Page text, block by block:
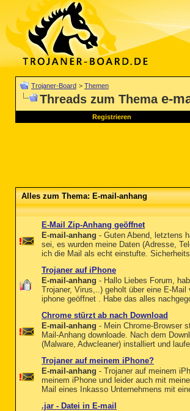
Trojaner-Board > Themen
Threads zum Thema e-
Registrieren
Alles zum Thema: E-mail-anhang
E-Mail Zip-Anhang geöffnet
E-mail-anhang - Guten Abend, letztens
sei, es wurden meine Daten (Adresse,
ich die Mail als echt einstufte.
Trojaner auf iPhone
E-mail-anhang - Hallo Liebes Forum,
Trojaner, Virus,..) geholt über eine E-
iphone geöffnet . Habe das alles
Chrome stürzt ab nach Download
E-mail-anhang - Mein Chrome-Browser
Mail-Anhang downloade. Nach dem
(Malware, Adwcleaner) installiert und
Trojaner auf meinem iPhone?
E-mail-anhang - Trojaner auf meinem
meinem iPhone und leider auch mit
Mail eines Inkasso Unternehmens mit
.jar - Datei in E-mail